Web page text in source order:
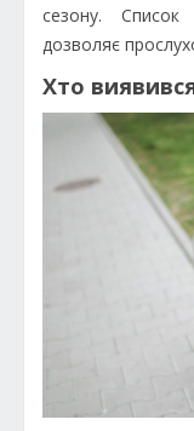
сезону.
дозволяє
Хто